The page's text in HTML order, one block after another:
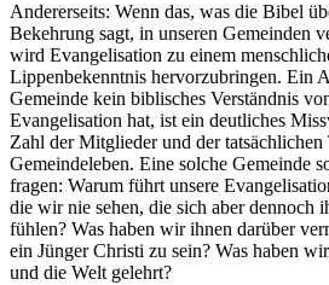
Andererseits: Wenn das, was die Bibel
Bekehrung sagt, in unseren Gemeinden
wird Evangelisation zu einem
Lippenbekenntnis hervorzubringen. Ein
Gemeinde kein biblisches Verständnis
Evangelisation hat, ist ein deutliches
Zahl der Mitglieder und der tatsächlichen
Gemeindeleben. Eine solche Gemeinde
fragen: Warum führt unsere
die wir nie sehen, die sich aber dennoch
fühlen? Was haben wir ihnen darüber
ein Jünger Christi zu sein? Was haben
und die Welt gelehrt?